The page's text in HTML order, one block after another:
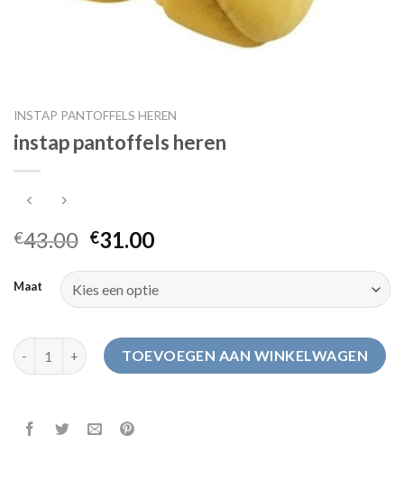
INSTAP PANTOFFELS HEREN
instap pantoffels heren
€43.00 €31.00
Maat
instap pantoffels heren aantalTOEVOEGEN AAN WINKELWAGEN